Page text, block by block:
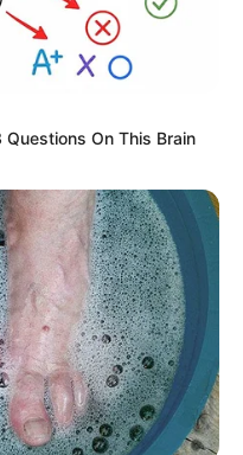
o bom combate com a
de qualquer valor, você
Veja como doar aqui!
On This Brain